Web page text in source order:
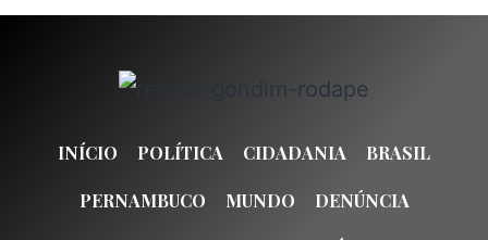
INÍCIO POLÍTICA CIDADANIA BRASIL
PERNAMBUCO MUNDO DENÚNCIA